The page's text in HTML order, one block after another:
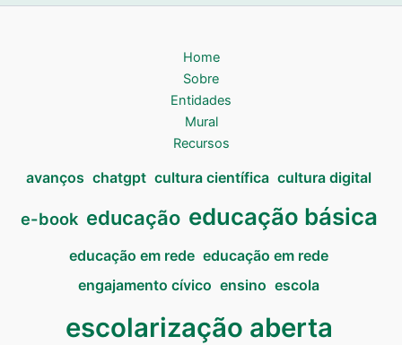
Home
Sobre
Entidades
Mural
Recursos
avanços chatgpt cultura científica cultura digital
e-book educação educação básica
educação em rede educação em rede
engajamento cívico ensino escola
escolarização aberta